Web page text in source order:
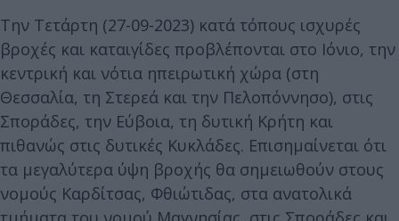
Την Τετάρτη (27-09-2023) κατά τόπους ισχυρές
βροχές και καταιγίδες προβλέπονται στο Ιόνιο, την
κεντρική και νότια ηπειρωτική χώρα (στη
Θεσσαλία, τη Στερεά και την Πελοπόννησο), στις
Σποράδες, την Εύβοια, τη δυτική Κρήτη και
πιθανώς στις δυτικές Κυκλάδες. Επισημαίνεται ότι
τα μεγαλύτερα ύψη βροχής θα σημειωθούν στους
νομούς Καρδίτσας, Φθιώτιδας, στα ανατολικά